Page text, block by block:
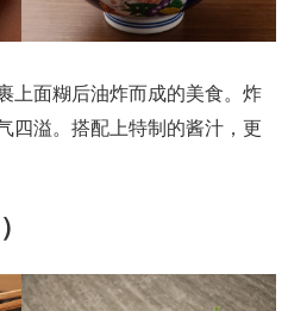
上面糊后油炸而成的美食。炸
四溢。搭配上特制的酱汁，更